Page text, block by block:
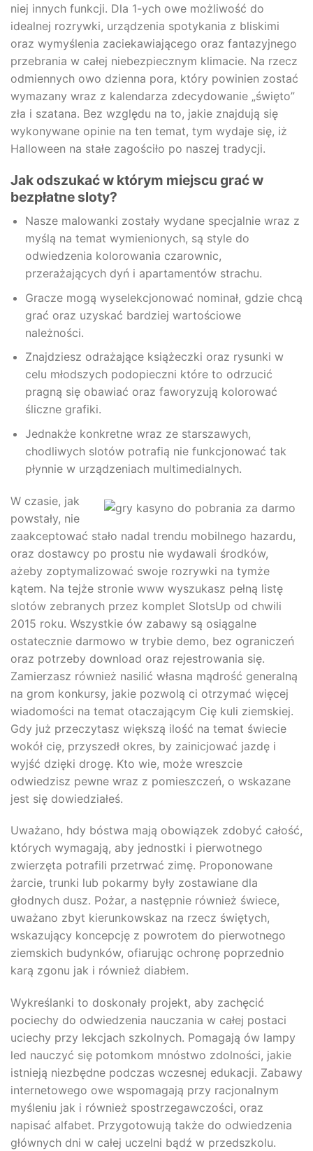
niej innych funkcji. Dla 1-ych owe możliwość do
idealnej rozrywki, urządzenia spotykania z bliskimi
oraz wymyślenia zaciekawiającego oraz fantazyjnego
przebrania w całej niebezpiecznym klimacie. Na rzecz
odmiennych owo dzienna pora, który powinien zostać
wymazany wraz z kalendarza zdecydowanie „święto”
zła i szatana. Bez względu na to, jakie znajdują się
wykonywane opinie na ten temat, tym wydaje się, iż
Halloween na stałe zagościło po naszej tradycji.
Jak odszukać w którym miejscu grać w
bezpłatne sloty?
Nasze malowanki zostały wydane specjalnie wraz z
myślą na temat wymienionych, są style do
odwiedzenia kolorowania czarownic,
przerażających dyń i apartamentów strachu.
Gracze mogą wyselekcjonować nominał, gdzie chcą
grać oraz uzyskać bardziej wartościowe
należności.
Znajdziesz odrażające książeczki oraz rysunki w
celu młodszych podopieczni które to odrzucić
pragną się obawiać oraz faworyzują kolorować
śliczne grafiki.
Jednakże konkretne wraz ze starszawych,
chodliwych slotów potrafią nie funkcjonować tak
płynnie w urządzeniach multimedialnych.
W czasie, jak
powstały, nie
zaakceptować stało nadal trendu mobilnego hazardu,
oraz dostawcy po prostu nie wydawali środków,
ażeby zoptymalizować swoje rozrywki na tymże
kątem. Na tejże stronie www wyszukasz pełną listę
slotów zebranych przez komplet SlotsUp od chwili
2015 roku. Wszystkie ów zabawy są osiągalne
ostatecznie darmowo w trybie demo, bez ograniczeń
oraz potrzeby download oraz rejestrowania się.
Zamierzasz również nasilić własna mądrość generalną
na grom konkursy, jakie pozwolą ci otrzymać więcej
wiadomości na temat otaczającym Cię kuli ziemskiej.
Gdy już przeczytasz większą ilość na temat świecie
wokół cię, przyszedł okres, by zainicjować jazdę i
wyjść dzięki drogę. Kto wie, może wreszcie
odwiedzisz pewne wraz z pomieszczeń, o wskazane
jest się dowiedziałeś.
Uważano, hdy bóstwa mają obowiązek zdobyć całość,
których wymagają, aby jednostki i pierwotnego
zwierzęta potrafili przetrwać zimę. Proponowane
żarcie, trunki lub pokarmy były zostawiane dla
głodnych dusz. Pożar, a następnie również świece,
uważano zbyt kierunkowskaz na rzecz świętych,
wskazujący koncepcję z powrotem do pierwotnego
ziemskich budynków, ofiarując ochronę poprzednio
karą zgonu jak i również diabłem.
Wykreślanki to doskonały projekt, aby zachęcić
pociechy do odwiedzenia nauczania w całej postaci
uciechy przy lekcjach szkolnych. Pomagają ów lampy
led nauczyć się potomkom mnóstwo zdolności, jakie
istnieją niezbędne podczas wczesnej edukacji. Zabawy
internetowego owe wspomagają przy racjonalnym
myśleniu jak i również spostrzegawczości, oraz
napisać alfabet. Przygotowują także do odwiedzenia
głównych dni w całej uczelni bądź w przedszkolu.